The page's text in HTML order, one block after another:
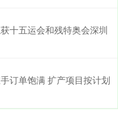
十五运会和残特奥会深圳
订单饱满 扩产项目按计划